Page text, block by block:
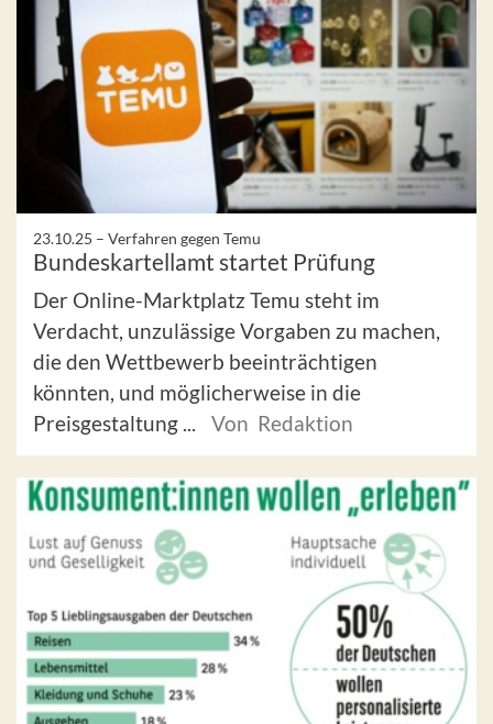
23.10.25 – Verfahren gegen Temu
Bundeskartellamt startet Prüfung
Der Online-Marktplatz Temu steht im
Verdacht, unzulässige Vorgaben zu machen,
die den Wettbewerb beeinträchtigen
könnten, und möglicherweise in die
Preisgestaltung ...
Von Redaktion